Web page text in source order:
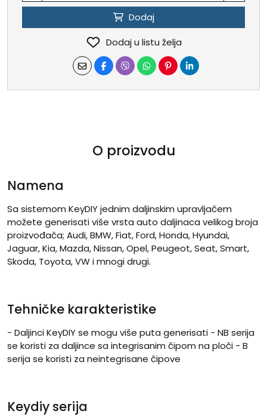
Dodaj
Dodaj u listu želja
O proizvodu
Namena
Sa sistemom KeyDIY jednim daljinskim upravljačem
možete generisati više vrsta auto daljinaca velikog broja
proizvođača; Audi, BMW, Fiat, Ford, Honda, Hyundai,
Jaguar, Kia, Mazda, Nissan, Opel, Peugeot, Seat, Smart,
Skoda, Toyota, VW i mnogi drugi.
Tehničke karakteristike
- Daljinci KeyDIY se mogu više puta generisati - NB serija
se koristi za daljince sa integrisanim čipom na ploči - B
serija se koristi za neintegrisane čipove
Keydiy serija